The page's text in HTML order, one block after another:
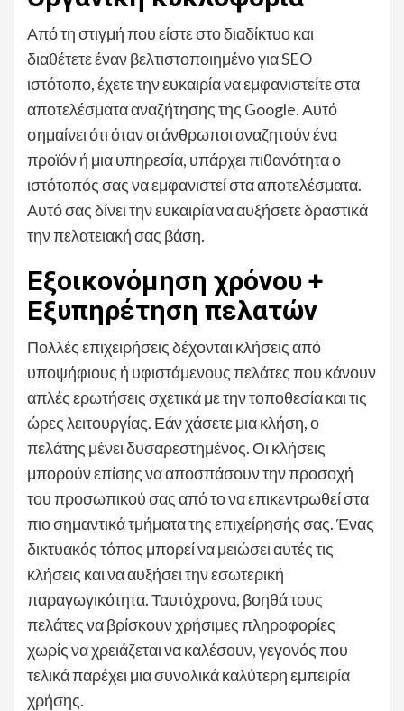
Από τη στιγμή που είστε στο διαδίκτυο και
διαθέτετε έναν βελτιστοποιημένο για SEO
ιστότοπο, έχετε την ευκαιρία να εμφανιστείτε στα
αποτελέσματα αναζήτησης της Google. Αυτό
σημαίνει ότι όταν οι άνθρωποι αναζητούν ένα
προϊόν ή μια υπηρεσία, υπάρχει πιθανότητα ο
ιστότοπός σας να εμφανιστεί στα αποτελέσματα.
Αυτό σας δίνει την ευκαιρία να αυξήσετε δραστικά
την πελατειακή σας βάση.
Εξοικονόμηση χρόνου +
Εξυπηρέτηση πελατών
Πολλές επιχειρήσεις δέχονται κλήσεις από
υποψήφιους ή υφιστάμενους πελάτες που κάνουν
απλές ερωτήσεις σχετικά με την τοποθεσία και τις
ώρες λειτουργίας. Εάν χάσετε μια κλήση, ο
πελάτης μένει δυσαρεστημένος. Οι κλήσεις
μπορούν επίσης να αποσπάσουν την προσοχή
του προσωπικού σας από το να επικεντρωθεί στα
πιο σημαντικά τμήματα της επιχείρησής σας. Ένας
δικτυακός τόπος μπορεί να μειώσει αυτές τις
κλήσεις και να αυξήσει την εσωτερική
παραγωγικότητα. Ταυτόχρονα, βοηθά τους
πελάτες να βρίσκουν χρήσιμες πληροφορίες
χωρίς να χρειάζεται να καλέσουν, γεγονός που
τελικά παρέχει μια συνολικά καλύτερη εμπειρία
χρήσης.